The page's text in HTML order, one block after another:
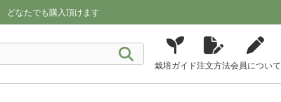
どなたでも購入頂けます
栽培ガイド注文方法会員について